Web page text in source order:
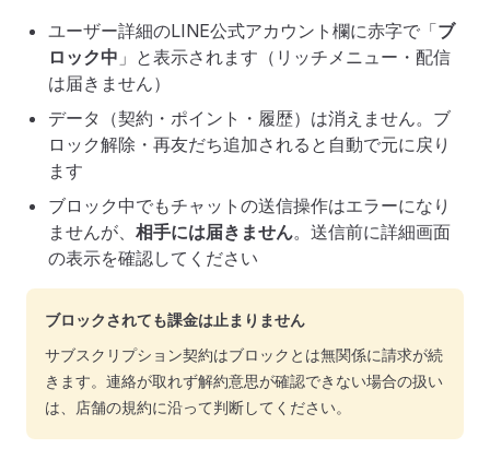
ユーザー詳細のLINE公式アカウント欄に赤字で「ブ
ロック中 」と表示されます（リッチメニュー・配信
は届きません）
データ（契約・ポイント・履歴）は消えません。ブ
ロック解除・再友だち追加されると自動で元に戻り
ます
ブロック中でもチャットの送信操作はエラーになり
ませんが、 相手には届きません。送信前に詳細画面
の表示を確認してください
ブロックされても課金は止まりません
サブスクリプション契約はブロックとは無関係に請求が続
きます。連絡が取れず解約意思が確認できない場合の扱い
は、店舗の規約に沿って判断してください。